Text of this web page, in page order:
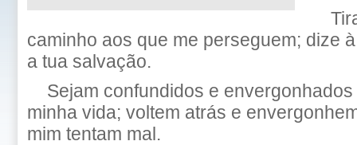
caminho aos que me perseguem; dize
a tua salvação.
Sejam confundidos e
minha vida; voltem atrás e
mim tentam mal.